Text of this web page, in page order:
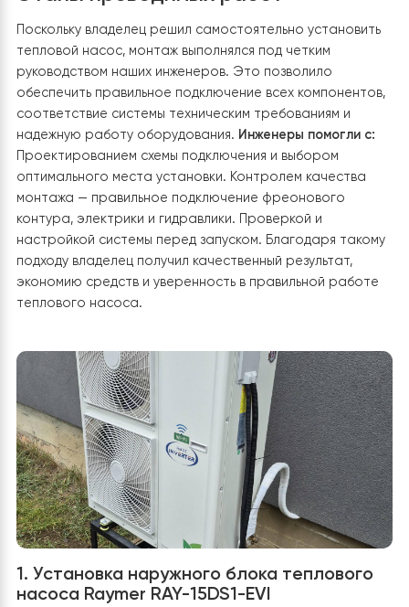
воду и даже охлаждение летом.
Надежный бренд— Raymer имеет хорошие
зарекомендовал себя как качественное
оборудование.
Этот выбор позволяет получить комфортный
микроклимат в доме с минимальными затратами на
электроэнергию.
Этапы проводимых работ
Поскольку владелец решил самостоятельно
тепловой насос, монтаж выполнялся под четким
руководством наших инженеров. Это позволило
обеспечить правильное подключение всех
надежную работу оборудования.Инженеры помогли
Проектированием схемы подключения и выбором
оптимального места установки. Контролем качества
монтажа — правильное подключение фреонового
контура, электрики и гидравлики. Проверкой и
настройкой системы перед запуском. Благодаря
подходу владелец получил качественный результат,
экономию средств и уверенность в правильной
теплового насоса.